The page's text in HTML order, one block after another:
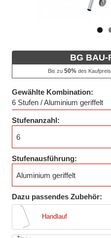
BG
Bis zu 50%des
Gewählte Kombination:
6 Stufen / Aluminium geriffelt
Stufenanzahl:
6
Stufenausführung:
Aluminium geriffelt
Dazu passendes Zubehör:
Handlauf